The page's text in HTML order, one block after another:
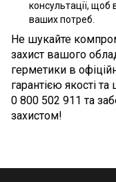
консультації,
ваших потреб.
Не шукайте
захист вашого
герметики в
гарантією якості
0 800 502 911 та
захистом!